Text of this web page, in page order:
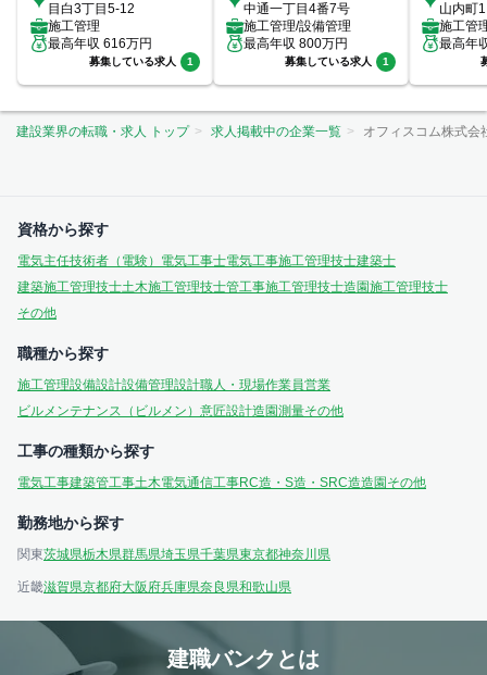
目白3丁目5-12
施工管理
最高年収 616万円
募集している求人 1
中通一丁目4番7号
施工管理/設備管理
最高年収 800万円
募集している求人 1
山内町
室
施工管
最高年
建設業界の転職・求人 トップ 求人掲載中の企業一覧 オフィスコム株式会
資格から探す
電気主任技術者（電験） 電気工事士電気工事施工管理技士建築士
建築施工管理技士土木施工管理技士管工事施工管理技士造園施工管理技士
その他
職種から探す
施工管理設備設計設備管理設計職人・現場作業員営業
ビルメンテナンス（ビルメン） 意匠設計造園測量その他
工事の種類から探す
電気工事建築管工事土木電気通信工事RC造・S造・SRC造造園 その他
勤務地から探す
関東茨城県栃木県群馬県埼玉県千葉県東京都神奈川県
近畿滋賀県京都府大阪府兵庫県奈良県和歌山県
建職バンクとは